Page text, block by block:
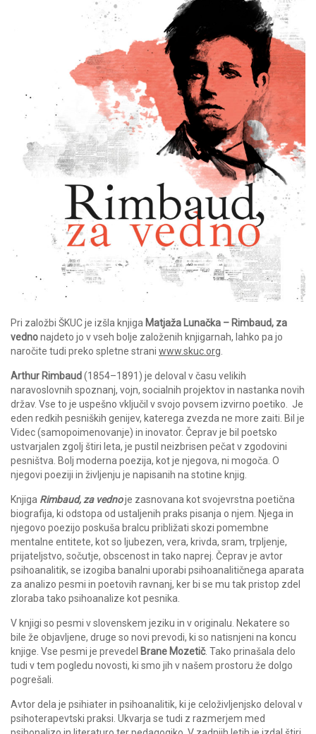
Pri založbi ŠKUC je izšla knjiga Matjaža Lunačka – Rimbaud, za
vednonajdeto jo v vseh bolje založenih knjigarnah, lahko pa jo
naročite tudi preko spletne strani www.skuc.org.
Arthur Rimbaud(1854–1891) je deloval v času velikih
naravoslovnih spoznanj, vojn, socialnih projektov in nastanka novih
držav. Vse to je uspešno vključil v svojo povsem izvirno poetiko. Je
eden redkih pesniških genijev, katerega zvezda ne more zaiti. Bil je
Videc (samopoimenovanje) in inovator. Čeprav je bil poetsko
ustvarjalen zgolj štiri leta, je pustil neizbrisen pečat v zgodovini
pesništva. Bolj moderna poezija, kot je njegova, ni mogoča. O
njegovi poeziji in življenju je napisanih na stotine knjig.
Knjiga Rimbaud, za vednoje zasnovana kot svojevrstna poetična
biografija, ki odstopa od ustaljenih praks pisanja o njem. Njega in
njegovo poezijo poskuša bralcu približati skozi pomembne
mentalne entitete, kot so ljubezen, vera, krivda, sram, trpljenje,
prijateljstvo, sočutje, obscenost in tako naprej. Čeprav je avtor
psihoanalitik, se izogiba banalni uporabi psihoanalitičnega aparata
za analizo pesmi in poetovih ravnanj, ker bi se mu tak pristop zdel
zloraba tako psihoanalize kot pesnika.
V knjigi so pesmi v slovenskem jeziku in v originalu. Nekatere so
bile že objavljene, druge so novi prevodi, ki so natisnjeni na koncu
knjige. Vse pesmi je prevedel Brane Mozetič. Tako prinašala delo
tudi v tem pogledu novosti, ki smo jih v našem prostoru že dolgo
pogrešali.
Avtor dela je psihiater in psihoanalitik, ki je celoživljenjsko deloval v
psihoterapevtski praksi. Ukvarja se tudi z razmerjem med